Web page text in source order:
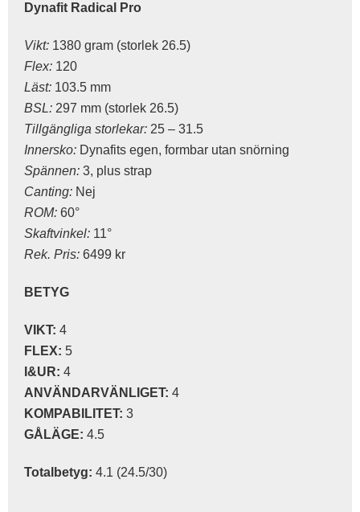
Dynafit Radical Pro
Vikt: 1380 gram (storlek 26.5)
Flex: 120
Läst: 103.5 mm
BSL: 297 mm (storlek 26.5)
Tillgängliga storlekar: 25 – 31.5
Innersko: Dynafits egen, formbar utan snörning
Spännen: 3, plus strap
Canting: Nej
ROM: 60°
Skaftvinkel: 11°
Rek. Pris: 6499 kr
BETYG
VIKT: 4
FLEX: 5
I&UR: 4
ANVÄNDARVÄNLIGET: 4
KOMPABILITET: 3
GÅLÄGE: 4.5
Totalbetyg: 4.1 (24.5/30)